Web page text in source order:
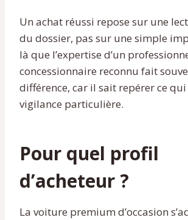
Un achat réussi repose sur une
du dossier, pas sur une simple
là que l’expertise d’un
concessionnaire reconnu fait
différence, car il sait repérer ce
vigilance particulière.
Pour quel profil
d’acheteur ?
La voiture premium d’occasion